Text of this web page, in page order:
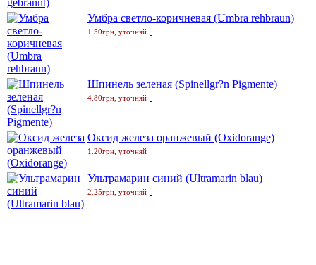
Умбра светло-коричневая (Umbra rehbraun)
1.50грн, уточняй
Шпинель зеленая (Spinellgr?n Pigmente)
4.80грн, уточняй
Оксид железа оранжевый (Oxidorange)
1.20грн, уточняй
Ультрамарин синий (Ultramarin blau)
2.25грн, уточняй